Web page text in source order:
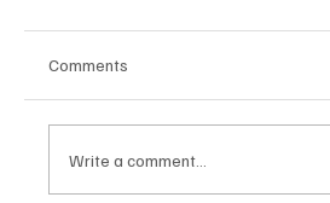
Comments
Write a comment...